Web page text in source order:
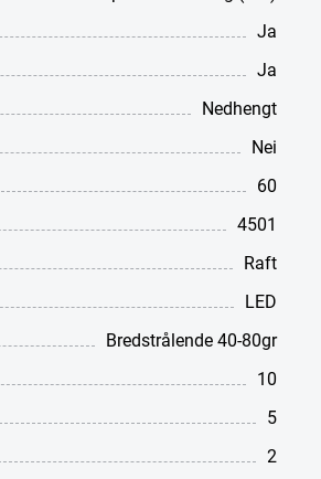
Ja
Ja
Nedhengt
Nei
60
4501
Raft
LED
Bredstrålende 40-80gr
10
5
2